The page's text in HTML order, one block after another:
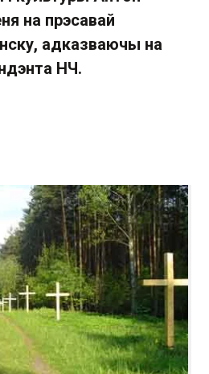
на прэсавай
адказваючы на
НЧ.